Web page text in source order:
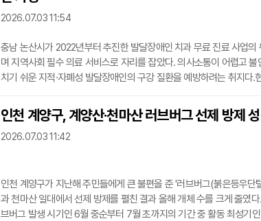
2026.07.03 11:54
충남 논산시가 2022년부터 추진한 발달장애인 치과 무료 진료 사업
며 지역사회 필수 의료 서비스로 자리를 잡았다. 의사소통이 어렵고
치기 쉬운 지적·자폐성 발달장애인의 구강 질환을 예방하려는 취지다.
보호자의 동행이 수월한 격주 토요일 오후 2시부터 5시까지 문을 연다.
일링, 단순 발치와 올바른 칫솔질 등을 알려주는 구강보건교육이다.보
는 환자의 돌발
인천 계양구, 계양산·천마산 러브버그 선제 방제
2026.07.03 11:42
인천 계양구가 지난해 주민들에게 큰 불편을 준 '러브버그(붉은등우단
과 천마산 일대에서 선제 방제를 펼친 결과 올해 개체 수를 크게 줄였
브버그 발생 시기인 6월 중순부터 7월 초까지의 기간 중 활동 최성기